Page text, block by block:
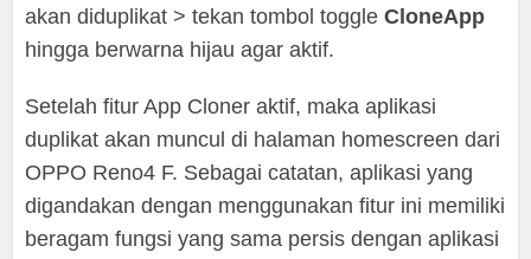
akan diduplikat > tekan tombol toggleCloneApp
hingga berwarna hijau agar aktif.
Setelah fitur App Cloner aktif, maka aplikasi
duplikat akan muncul di halaman homescreen dari
OPPO Reno4 F. Sebagai catatan, aplikasi yang
digandakan dengan menggunakan fitur ini memiliki
beragam fungsi yang sama persis dengan aplikasi